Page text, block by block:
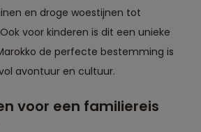
en droge woestijnen tot
voor kinderen is dit een unieke
de perfecte bestemming is
avontuur en cultuur.
voor een familiereis